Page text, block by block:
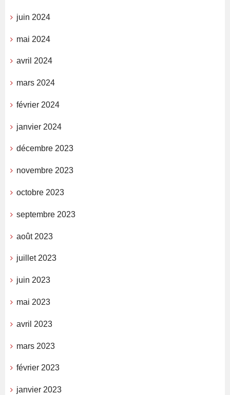
juin 2024
mai 2024
avril 2024
mars 2024
février 2024
janvier 2024
décembre 2023
novembre 2023
octobre 2023
septembre 2023
août 2023
juillet 2023
juin 2023
mai 2023
avril 2023
mars 2023
février 2023
janvier 2023